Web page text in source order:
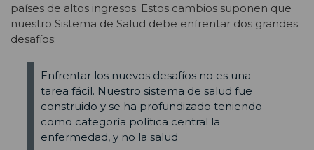
países de altos ingresos. Estos cambios suponen que
nuestro Sistema de Salud debe enfrentar dos grandes
desafíos:
Enfrentar los nuevos desafíos no es una
tarea fácil. Nuestro sistema de salud fue
construido y se ha profundizado teniendo
como categoría política central la
enfermedad, y no la salud